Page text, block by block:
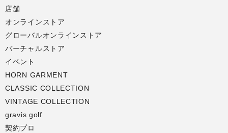
店舗
オンラインストア
グローバルオンラインストア
バーチャルストア
イベント
HORN GARMENT
CLASSIC COLLECTION
VINTAGE COLLECTION
gravis golf
契約プロ